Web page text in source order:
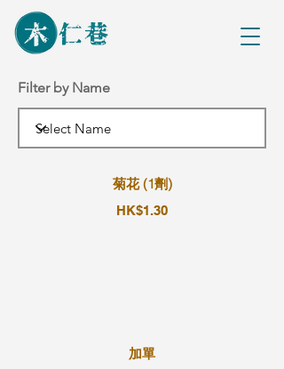
Filter by Name
菊花 (1劑)
HK$1.30
加單